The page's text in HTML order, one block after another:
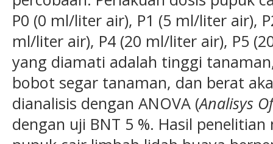
P0 (0 ml/liter air), P1 (5 ml/liter air),
ml/liter air), P4 (20 ml/liter air), P5
yang diamati adalah tinggi
bobot segar tanaman, dan berat
dianalisis dengan ANOVA (Analisys
dengan uji BNT 5 %. Hasil